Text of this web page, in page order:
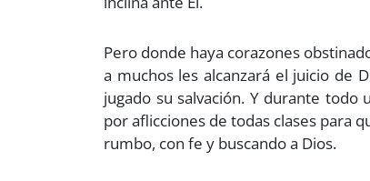
Pero donde haya corazones
a muchos les alcanzará el juicio de
jugado su salvación. Y durante
por aflicciones de todas clases para
rumbo, con fe y buscando a Dios.